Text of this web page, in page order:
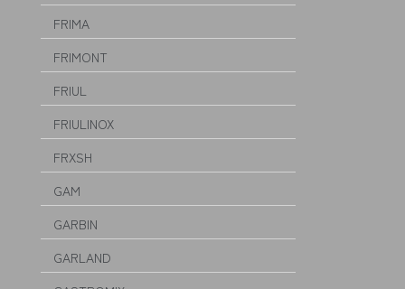
FRIMA
FRIMONT
FRIUL
FRIULINOX
FRXSH
GAM
GARBIN
GARLAND